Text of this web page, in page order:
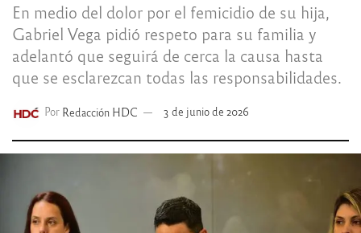
En medio del dolor por el femicidio de su hija,
Gabriel Vega pidió respeto para su familia y
adelantó que seguirá de cerca la causa hasta
que se esclarezcan todas las responsabilidades.
Por Redacción HDC 3 de junio de 2026